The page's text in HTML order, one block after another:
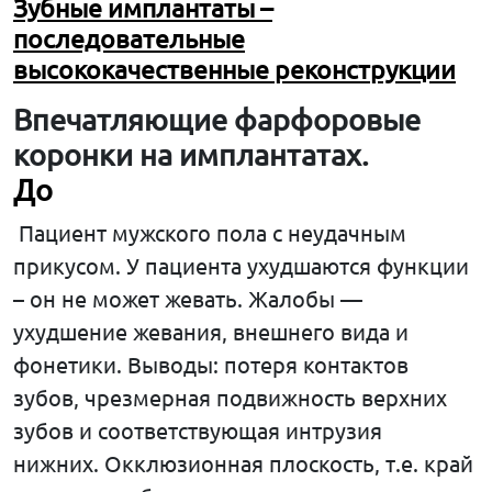
Зубные имплантаты –
последовательные
высококачественные реконструкции
Впечатляющие фарфоровые
коронки на имплантатах.
До
Пациент мужского пола с неудачным
прикусом. У пациента ухудшаются функции
– он не может жевать. Жалобы —
ухудшение жевания, внешнего вида и
фонетики. Выводы: потеря контактов
зубов, чрезмерная подвижность верхних
зубов и соответствующая интрузия
нижних. Окклюзионная плоскость, т.е. край